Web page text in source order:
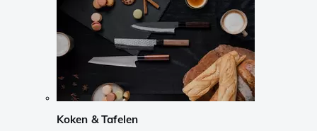
Koken & Tafelen